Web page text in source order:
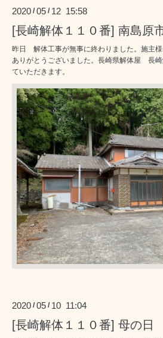
2020 /05 / 12 15:58
[長崎解体１１０番] 南島
昨日 解体工事が無事に終わりました。施主
ありがとうございました。長崎県解体屋 長
ていただきます。
2020 /05 / 10 11:04
[長崎解体１１０番] 母の日